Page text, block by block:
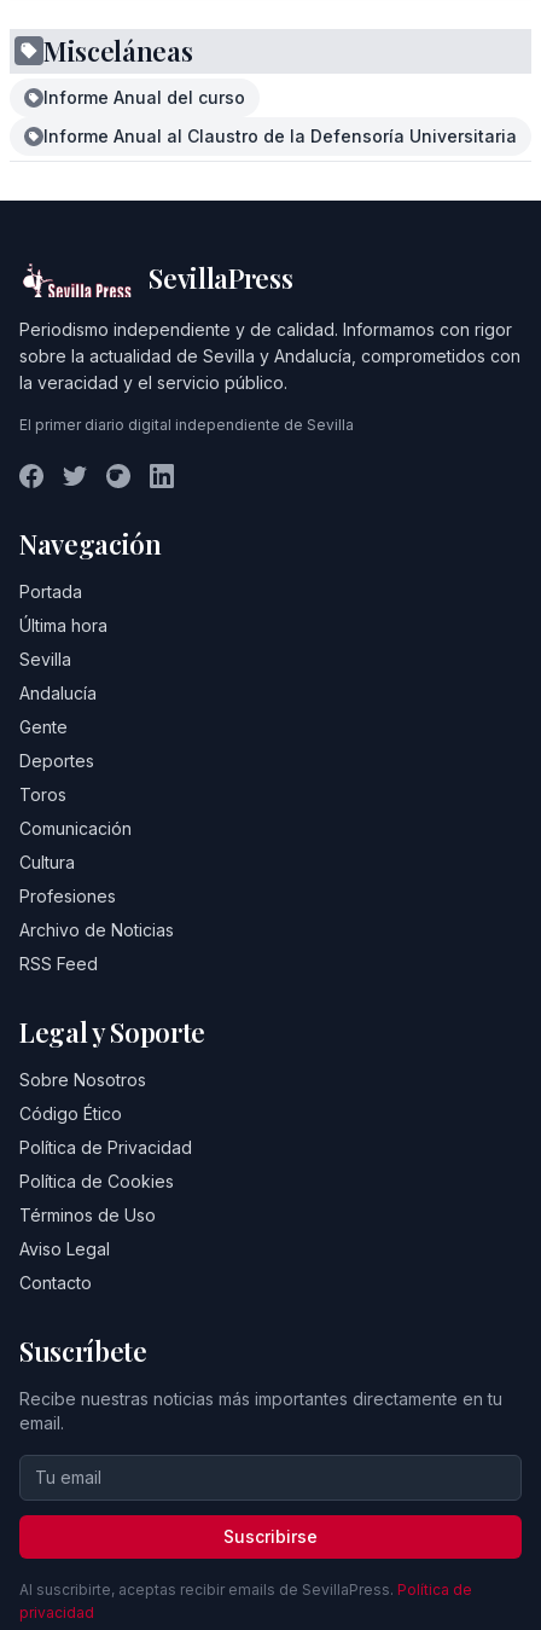
Misceláneas
Informe Anual del curso
Informe Anual al Claustro de la Defensoría Universitaria
SevillaPress
Periodismo independiente y de calidad. Informamos con rigor
sobre la actualidad de Sevilla y Andalucía, comprometidos con
la veracidad y el servicio público.
El primer diario digital independiente de Sevilla
Navegación
Portada
Última hora
Sevilla
Andalucía
Gente
Deportes
Toros
Comunicación
Cultura
Profesiones
Archivo de Noticias
RSS Feed
Legal y Soporte
Sobre Nosotros
Código Ético
Política de Privacidad
Política de Cookies
Términos de Uso
Aviso Legal
Contacto
Suscríbete
Recibe nuestras noticias más importantes directamente en tu
email.
Suscribirse
Al suscribirte, aceptas recibir emails de SevillaPress. Política de
privacidad